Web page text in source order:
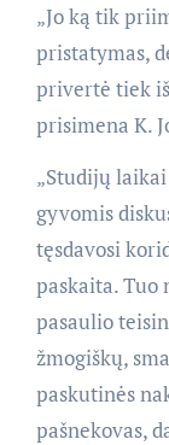
„Jo ką tik
pristatymas,
privertė tiek
prisimena K.
„Studijų
gyvomis
tęsdavosi
paskaita. Tuo
pasaulio
žmogiškų,
paskutinės
pašnekovas,